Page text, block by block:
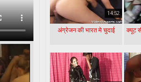
14:52
अंग्रेजन की भारत मे चुदाई
क्यूट